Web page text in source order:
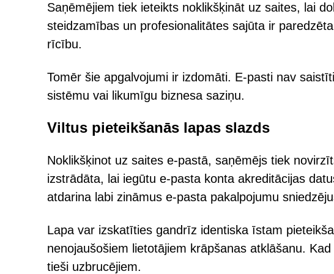
Saņēmējiem tiek ieteikts noklikšķināt uz saites, lai
steidzamības un profesionalitātes sajūta ir
rīcību.
Tomēr šie apgalvojumi ir izdomāti. E-pasti nav
sistēmu vai likumīgu biznesa saziņu.
Viltus pieteikšanās lapas slazds
Noklikšķinot uz saites e-pastā, saņēmējs tiek
izstrādāta, lai iegūtu e-pasta konta akreditācijas
atdarina labi zināmus e-pasta pakalpojumu
Lapa var izskatīties gandrīz identiska īstam
nenojaušošiem lietotājiem krāpšanas atklāšanu.
tieši uzbrucējiem.